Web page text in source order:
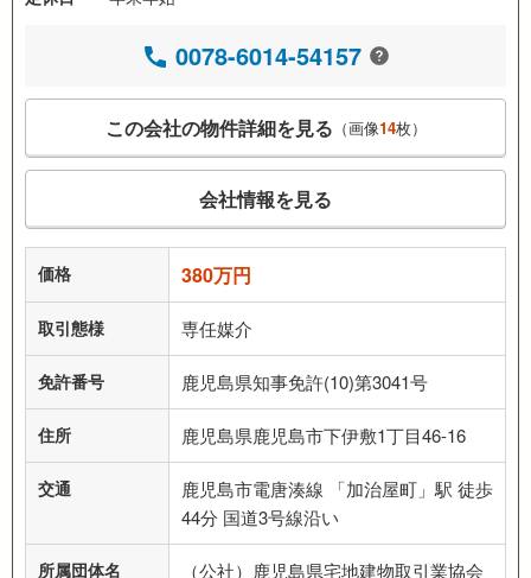
0078-6014-54157
この会社の物件詳細を見る （画像14枚）
会社情報を見る
価格 380万円
取引態様 専任媒介
免許番号 鹿児島県知事免許(10)第3041号
住所 鹿児島県鹿児島市下伊敷1丁目46-16
交通
鹿児島市電唐湊線 「加治屋町」駅 徒歩
44分 国道3号線沿い
所属団体名
（公社）鹿児島県宅地建物取引業協会